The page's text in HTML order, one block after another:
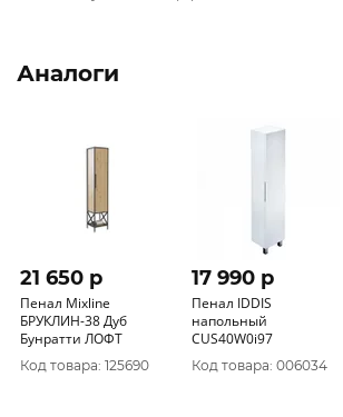
Аналоги
21 650 p
Пенал Mixline
БРУКЛИН-38 Дуб
Бунратти ЛОФТ
Код товара: 125690
17 990 p
Пенал IDDIS
напольный
CUS40W0i97
Код товара: 006034